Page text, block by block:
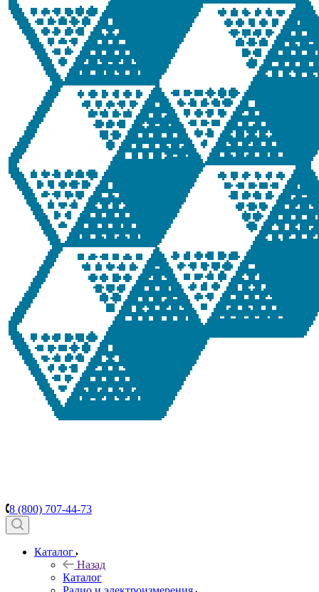
8 (800) 707-44-73
Каталог
Назад
Каталог